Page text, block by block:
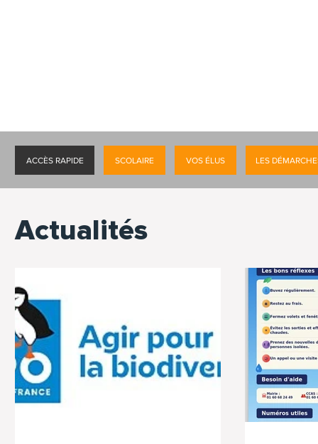
ACCÈS RAPIDE SCOLAIRE VOS ÉLUS LES
Actualités